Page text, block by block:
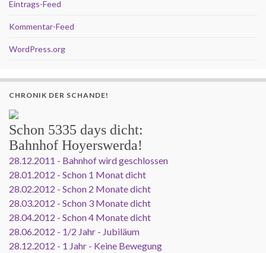
Eintrags-Feed
Kommentar-Feed
WordPress.org
CHRONIK DER SCHANDE!
Schon 5335 days dicht:
Bahnhof Hoyerswerda!
28.12.2011 - Bahnhof wird geschlossen
28.01.2012 - Schon 1 Monat dicht
28.02.2012 - Schon 2 Monate dicht
28.03.2012 - Schon 3 Monate dicht
28.04.2012 - Schon 4 Monate dicht
28.06.2012 - 1/2 Jahr - Jubiläum
28.12.2012 - 1 Jahr - Keine Bewegung